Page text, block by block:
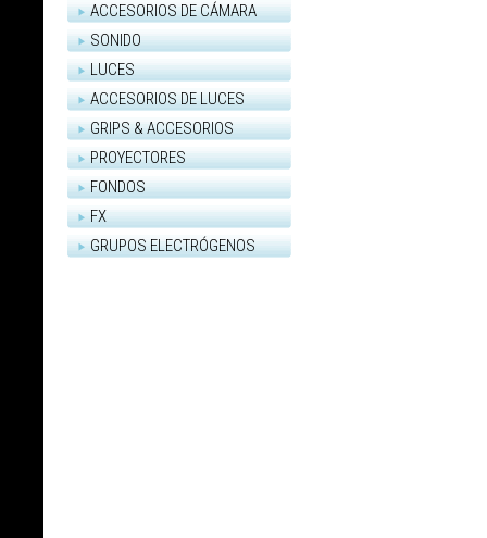
ACCESORIOS DE CÁMARA
SONIDO
LUCES
ACCESORIOS DE LUCES
GRIPS & ACCESORIOS
PROYECTORES
FONDOS
FX
GRUPOS ELECTRÓGENOS